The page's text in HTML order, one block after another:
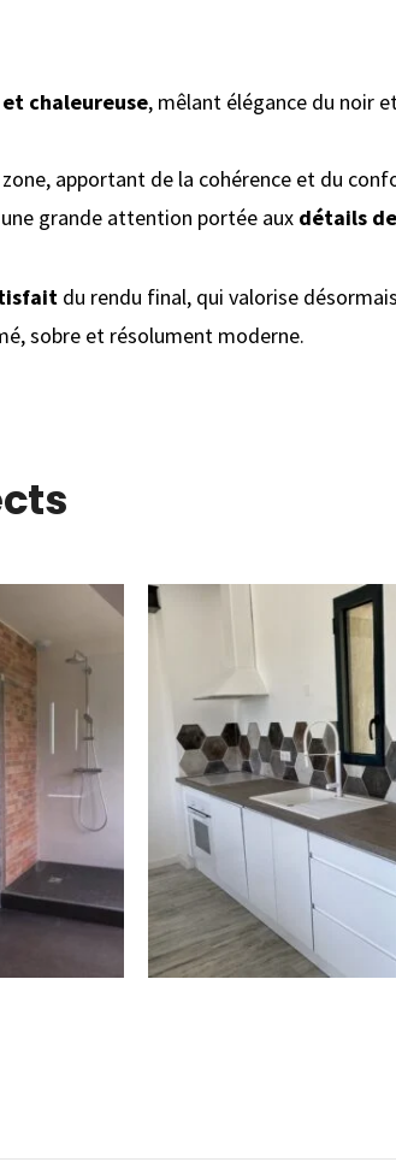
chaleureuse, mêlant élégance du noir
apportant de la cohérence et du
grande attention portée aux détails
du rendu final, qui valorise
sobre et résolument moderne.